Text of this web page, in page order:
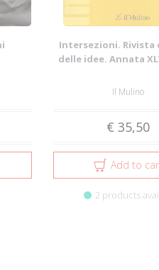
Intersezioni. Rivista
delle idee. Annata
Il Mulino
€ 35,50
Add to
2 products